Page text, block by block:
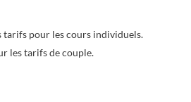
tarifs pour les cours individuels.
les tarifs de couple.